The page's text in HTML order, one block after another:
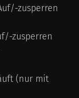
zusperren
zusperren
(nur mit